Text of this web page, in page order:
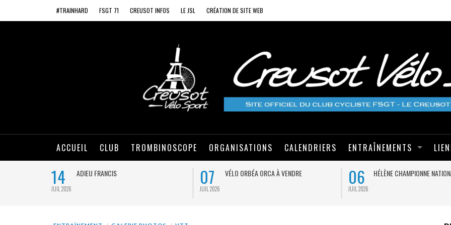
#TRAINHARD FSGT 71 CREUSOT INFOS LE JSL CRÉATION DE SITE WEB
ACCUEIL CLUB TROMBINOSCOPE ORGANISATIONS CALENDRIERS ENTRAÎNEMENTS
14
JUIL 2026
ADIEU FRANCIS 07
JUIL 2026
VÉLO ORBÉA ORCA À VENDRE 06
JUIL 2026
HÉLÈNE CHAMPIONNE